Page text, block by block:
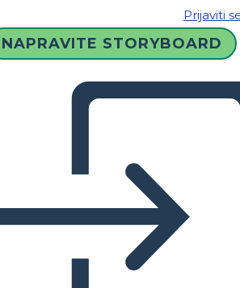
Prijaviti
NAPRAVITE STORYBOARD